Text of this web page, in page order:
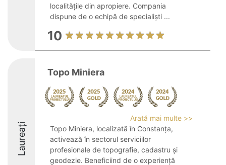
localitățile din apropiere. Compania
dispune de o echipă de specialiști ...
10
Laureați
Topo Miniera
Arată mai multe >>
Topo Miniera, localizată în Constanța,
activează în sectorul serviciilor
profesionale de topografie, cadastru și
geodezie. Beneficiind de o experiență